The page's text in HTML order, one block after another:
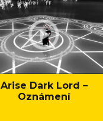
Arise Dark Lord –
Oznámení